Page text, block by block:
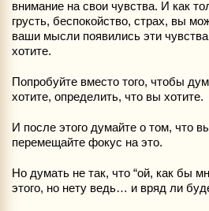
внимание на свои чувства. И как
грусть, беспокойство, страх, вы
ваши мысли появились эти
хотите.
Попробуйте вместо того, чтобы
хотите, определить, что вы хотите.
И после этого думайте о том, что
перемещайте фокус на это.
Но думать не так, что “ой, как бы
этого, но нету ведь… и вряд ли